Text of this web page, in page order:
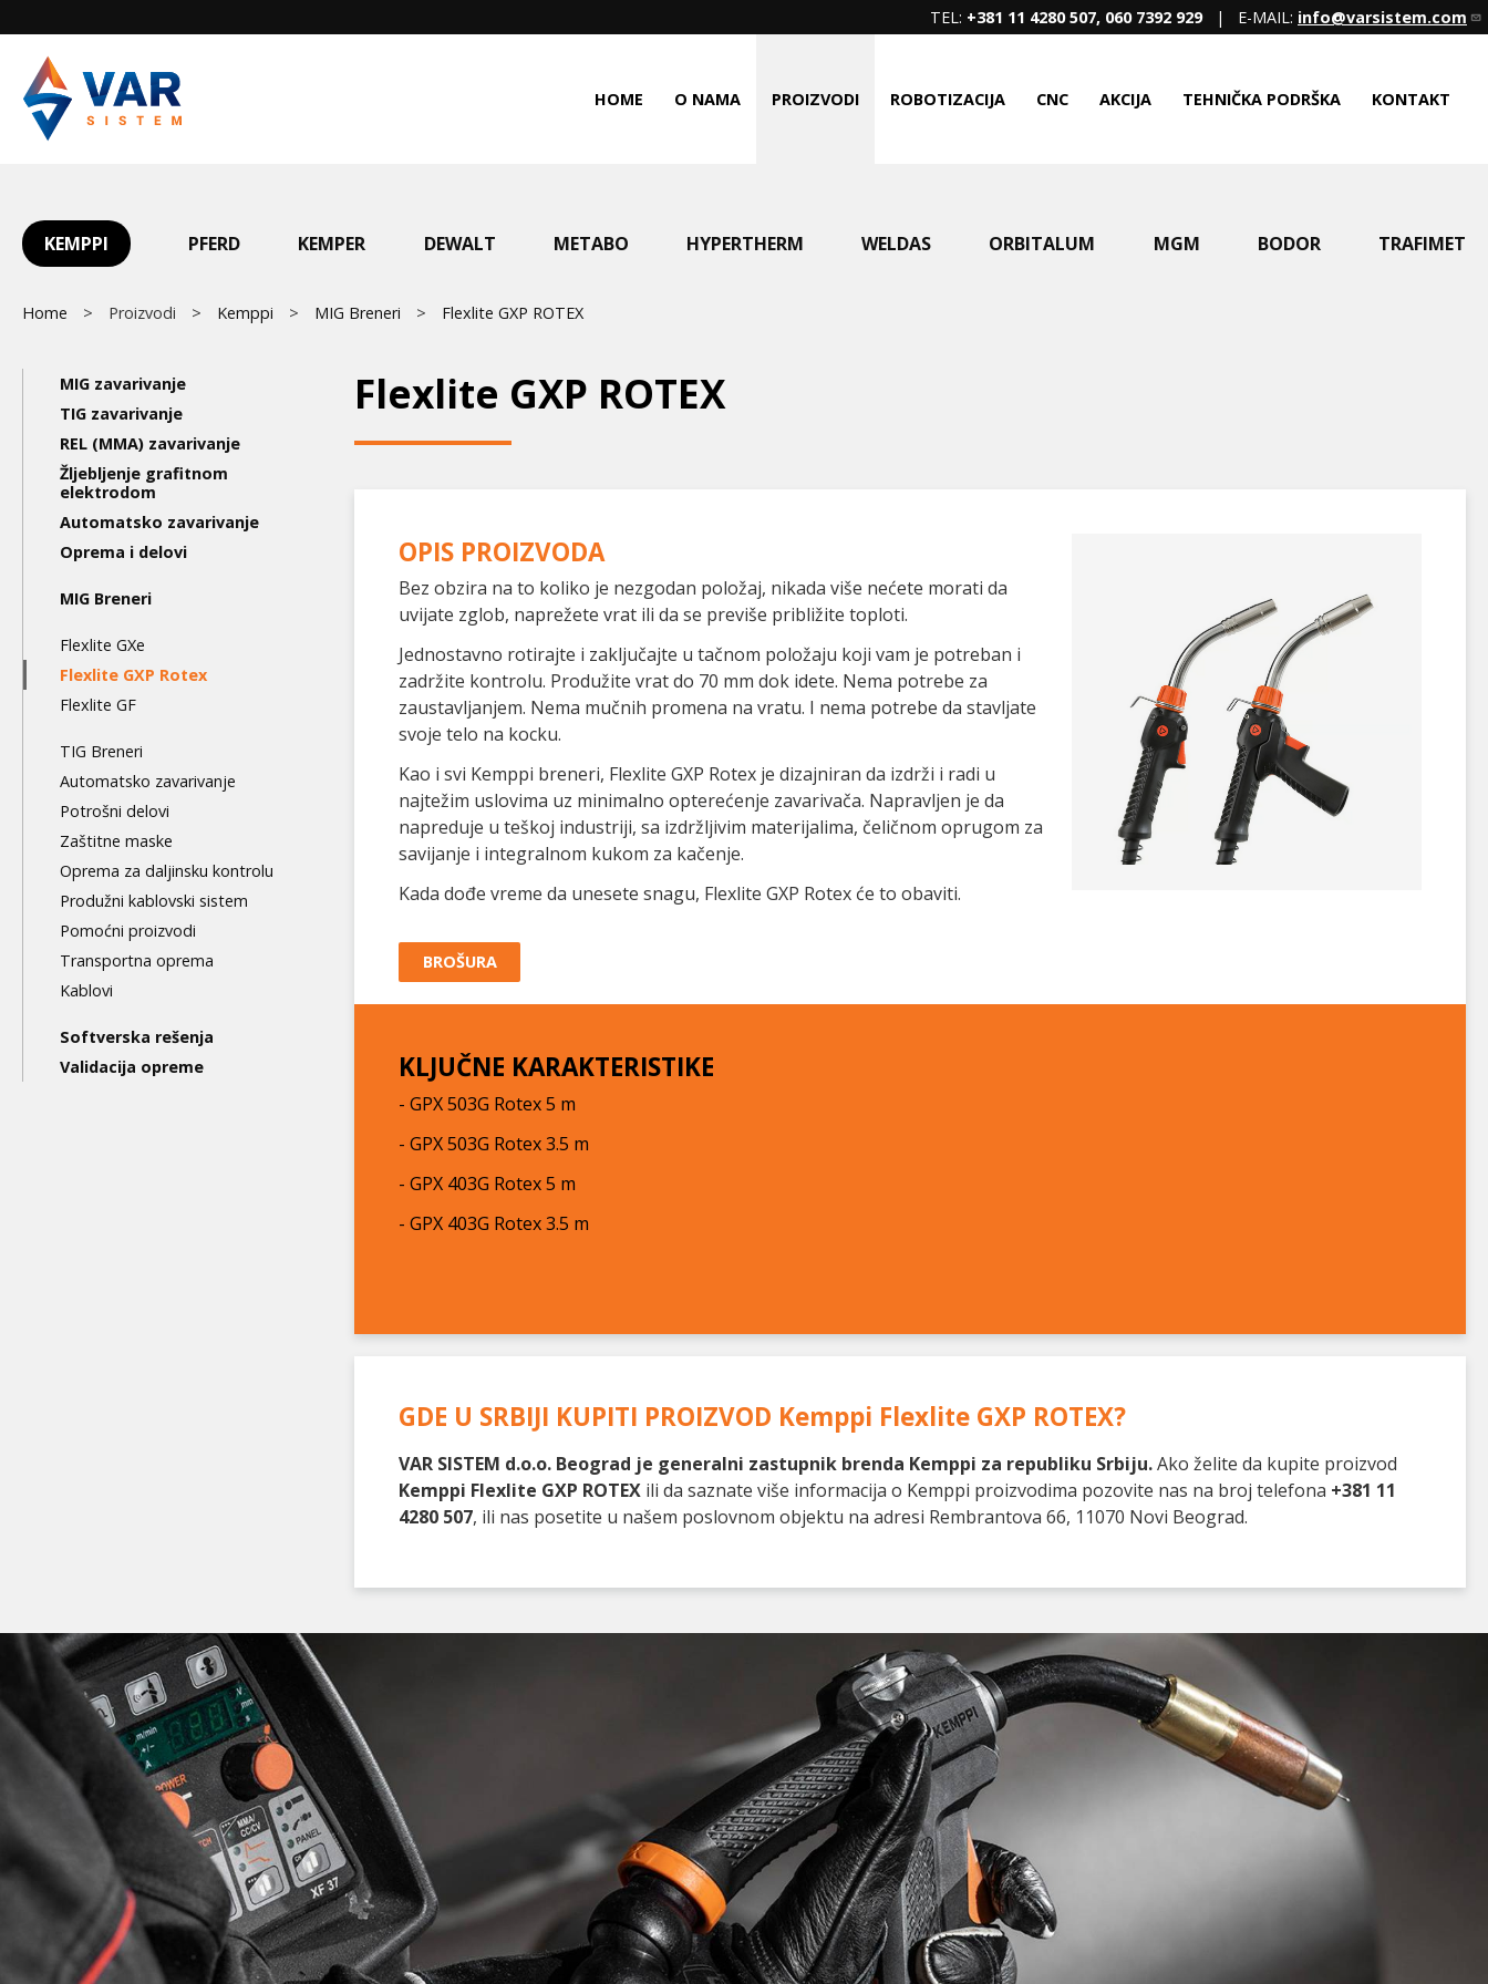
to
main
content
TEL: +381 11 4280 507, 060 7392 929| E-MAIL: info@varsistem.com
HOME O NAMA PROIZVODI ROBOTIZACIJA CNC AKCIJA TEHNIČKA PODRŠKA KONTAKT
Main
KEMPPI PFERD KEMPER DEWALT METABO HYPERTHERM WELDAS ORBITALUM MGM BODOR TRAFIMET
Breadcrumb
Home Proizvodi Kemppi MIG Breneri Flexlite GXP ROTEX
Flexlite GXP ROTEX
OPIS PROIZVODA
Bez obzira na to koliko je nezgodan položaj, nikada više nećete morati da
uvijate zglob, naprežete vrat ili da se previše približite toploti.
Jednostavno rotirajte i zaključajte u tačnom položaju koji vam je potreban i
zadržite kontrolu. Produžite vrat do 70 mm dok idete. Nema potrebe za
zaustavljanjem. Nema mučnih promena na vratu. I nema potrebe da stavljate
svoje telo na kocku.
Kao i svi Kemppi breneri, Flexlite GXP Rotex je dizajniran da izdrži i radi u
najtežim uslovima uz minimalno opterećenje zavarivača. Napravljen je da
napreduje u teškoj industriji, sa izdržljivim materijalima, čeličnom oprugom za
savijanje i integralnom kukom za kačenje.
Kada dođe vreme da unesete snagu, Flexlite GXP Rotex će to obaviti.
BROŠURA
KLJUČNE KARAKTERISTIKE
- GPX 503G Rotex 5 m
- GPX 503G Rotex 3.5 m
- GPX 403G Rotex 5 m
- GPX 403G Rotex 3.5 m
GDE U SRBIJI KUPITI PROIZVOD Kemppi Flexlite GXP ROTEX?
VAR SISTEM d.o.o. Beograd je generalni zastupnik brenda Kemppi za republiku Srbiju.Ako želite da kupite proizvod
Kemppi Flexlite GXP ROTEX ili da saznate više informacija o Kemppi proizvodima pozovite nas na broj telefona +381 11
4280 507, ili nas posetite u našem poslovnom objektu na adresi Rembrantova 66, 11070 Novi Beograd.
Main
navigation
3nd
level
MIG zavarivanje
TIG zavarivanje
REL (MMA) zavarivanje
Žljebljenje grafitnom
elektrodom
Automatsko zavarivanje
Oprema i delovi
MIG Breneri
Flexlite GXe
Flexlite GXP Rotex
Flexlite GF
TIG Breneri
Automatsko zavarivanje
Potrošni delovi
Zaštitne maske
Oprema za daljinsku kontrolu
Produžni kablovski sistem
Pomoćni proizvodi
Transportna oprema
Kablovi
Softverska rešenja
Validacija opreme